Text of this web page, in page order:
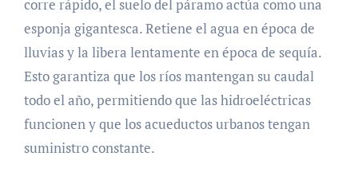
corre rápido, el suelo del páramo actúa como una
esponja gigantesca. Retiene el agua en época de
lluvias y la libera lentamente en época de sequía.
Esto garantiza que los ríos mantengan su caudal
todo el año, permitiendo que las hidroeléctricas
funcionen y que los acueductos urbanos tengan
suministro constante.